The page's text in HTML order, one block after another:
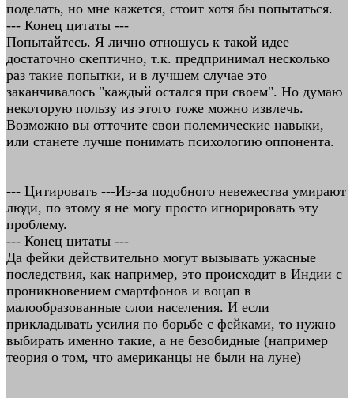
поделать, но мне кажется, стоит хотя бы попытаться.
--- Конец цитаты ---
Попытайтесь. Я лично отношусь к такой идее
достаточно скептично, т.к. предпринимал несколько
раз такие попытки, и в лучшем случае это
заканчивалось "каждый остался при своем". Но думаю
некоторую пользу из этого тоже можно извлечь.
Возможно вы отточите свои полемические навыки,
или станете лучше понимать психологию оппонента.
--- Цитировать ---Из-за подобного невежества умирают
люди, по этому я не могу просто игнорировать эту
проблему.
--- Конец цитаты ---
Да фейки действительно могут вызывать ужасные
последствия, как например, это происходит в Индии с
проникновением смартфонов и воцап в
малообразованные слои населения. И если
прикладывать усилия по борьбе с фейками, то нужно
выбирать именно такие, а не безобидные (например
теория о том, что американцы не были на луне)